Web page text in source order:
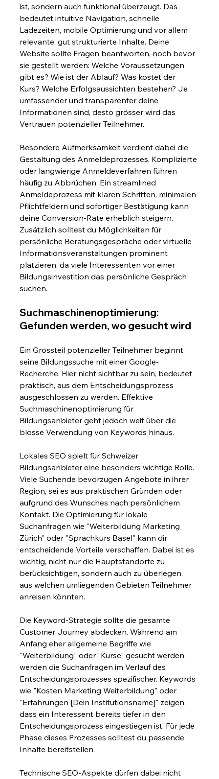
ist, sondern auch funktional überzeugt. Das
bedeutet intuitive Navigation, schnelle
Ladezeiten, mobile Optimierung und vor allem
relevante, gut strukturierte Inhalte. Deine
Website sollte Fragen beantworten, noch bevor
sie gestellt werden: Welche Voraussetzungen
gibt es? Wie ist der Ablauf? Was kostet der
Kurs? Welche Erfolgsaussichten bestehen? Je
umfassender und transparenter deine
Informationen sind, desto grösser wird das
Vertrauen potenzieller Teilnehmer.
Besondere Aufmerksamkeit verdient dabei die
Gestaltung des Anmeldeprozesses. Komplizierte
oder langwierige Anmeldeverfahren führen
häufig zu Abbrüchen. Ein streamlined
Anmeldeprozess mit klaren Schritten, minimalen
Pflichtfeldern und sofortiger Bestätigung kann
deine Conversion-Rate erheblich steigern.
Zusätzlich solltest du Möglichkeiten für
persönliche Beratungsgespräche oder virtuelle
Informationsveranstaltungen prominent
platzieren, da viele Interessenten vor einer
Bildungsinvestition das persönliche Gespräch
suchen.
Suchmaschinenoptimierung:
Gefunden werden, wo gesucht wird
Ein Grossteil potenzieller Teilnehmer beginnt
seine Bildungssuche mit einer Google-
Recherche. Hier nicht sichtbar zu sein, bedeutet
praktisch, aus dem Entscheidungsprozess
ausgeschlossen zu werden. Effektive
Suchmaschinenoptimierung für
Bildungsanbieter geht jedoch weit über die
blosse Verwendung von Keywords hinaus.
Lokales SEO spielt für Schweizer
Bildungsanbieter eine besonders wichtige Rolle.
Viele Suchende bevorzugen Angebote in ihrer
Region, sei es aus praktischen Gründen oder
aufgrund des Wunsches nach persönlichem
Kontakt. Die Optimierung für lokale
Suchanfragen wie "Weiterbildung Marketing
Zürich" oder "Sprachkurs Basel" kann dir
entscheidende Vorteile verschaffen. Dabei ist es
wichtig, nicht nur die Hauptstandorte zu
berücksichtigen, sondern auch zu überlegen,
aus welchen umliegenden Gebieten Teilnehmer
anreisen könnten.
Die Keyword-Strategie sollte die gesamte
Customer Journey abdecken. Während am
Anfang eher allgemeine Begriffe wie
"Weiterbildung" oder "Kurse" gesucht werden,
werden die Suchanfragen im Verlauf des
Entscheidungsprozesses spezifischer. Keywords
wie "Kosten Marketing Weiterbildung" oder
"Erfahrungen [Dein Institutionsname]" zeigen,
dass ein Interessent bereits tiefer in den
Entscheidungsprozess eingestiegen ist. Für jede
Phase dieses Prozesses solltest du passende
Inhalte bereitstellen.
Technische SEO-Aspekte dürfen dabei nicht